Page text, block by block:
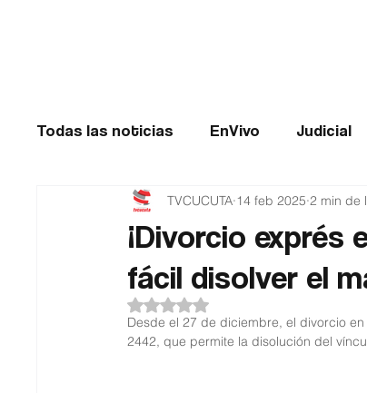
Todas las noticias EnVivo Judicial
Entretenimiento Historias de
Catatumbo TRANSMILENIO
¡Divorcio exprés
fácil disolver el
TVCUCUTA 14 feb 2025 2 min de
Obtuvo NaN de 5 estrellas.
Desde el 27 de diciembre, el divorcio
2442, que permite la disolución del